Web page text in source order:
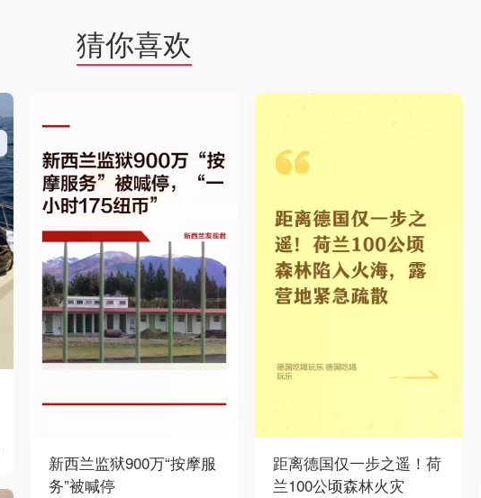
猜你喜欢
新西兰监狱900万“按摩服
务”被喊停
距离德国仅一步之遥！荷
兰100公顷森林火灾